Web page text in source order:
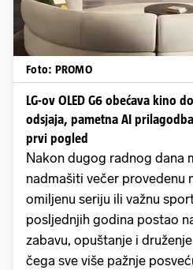
Foto: PROMO
LG-ov OLED G6 obećava kino
odsjaja, pametna AI
prvi pogled
Nakon dugog radnog dana
nadmašiti večer provedenu
omiljenu seriju ili važnu
posljednjih godina postao
zabavu, opuštanje i
čega sve više pažnje